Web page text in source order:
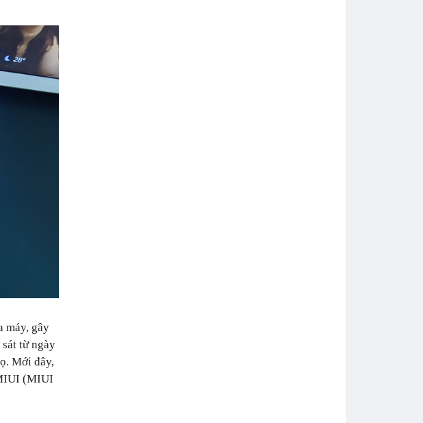
máy, gây
từ ngày
Mới đây,
(MIUI